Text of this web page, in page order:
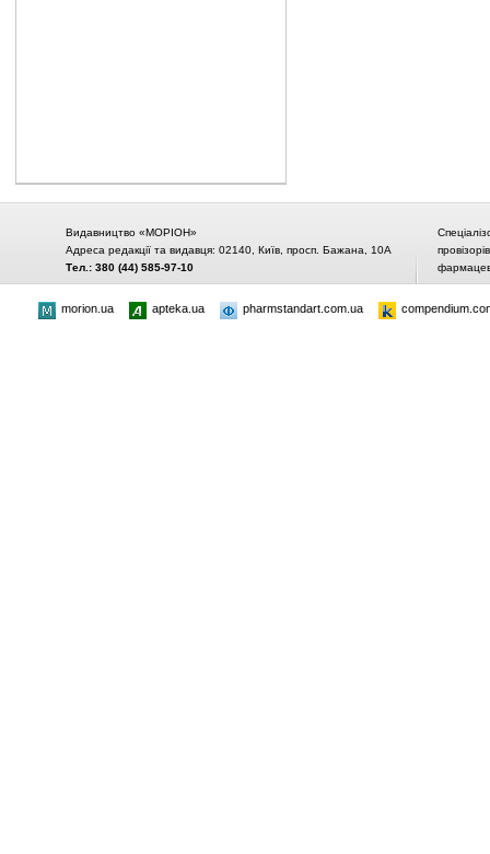
Видавництво «МОРІОН»
Адреса редакції та видавця: 02140, Київ, просп. Бажана, 10А
Тел.: 380 (44) 585-97-10
morion.ua apteka.ua pharmstandart.com.ua